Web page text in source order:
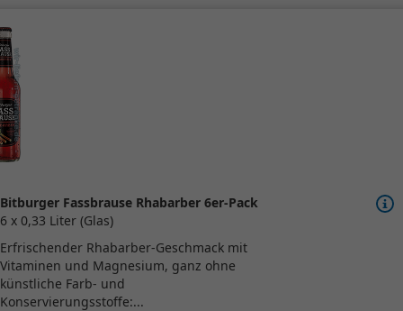
Bitburger Fassbrause Rhabarber 6er-Pack
6 x 0,33 Liter (Glas)
Erfrischender Rhabarber-Geschmack mit
Vitaminen und Magnesium, ganz ohne
künstliche Farb- und
Konservierungsstoffe:...